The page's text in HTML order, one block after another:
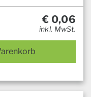
€ 0,06
inkl. MwSt.